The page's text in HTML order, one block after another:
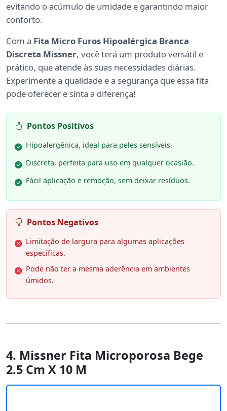
evitando o acúmulo de umidade e garantindo maior
conforto.
Com a Fita Micro Furos Hipoalérgica Branca
Discreta Missner, você terá um produto versátil e
prático, que atende às suas necessidades diárias.
Experimente a qualidade e a segurança que essa fita
pode oferecer e sinta a diferença!
Pontos Positivos
Hipoalergênica, ideal para peles sensíveis.
Discreta, perfeita para uso em qualquer ocasião.
Fácil aplicação e remoção, sem deixar resíduos.
Pontos Negativos
Limitação de largura para algumas aplicações
específicas.
Pode não ter a mesma aderência em ambientes
úmidos.
4. Missner Fita Microporosa Bege
2.5 Cm X 10 M